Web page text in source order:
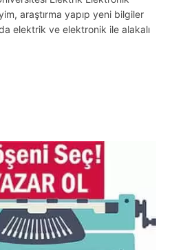
araştırma yapıp yeni bilgiler
elektrik ve elektronik ile alakalı